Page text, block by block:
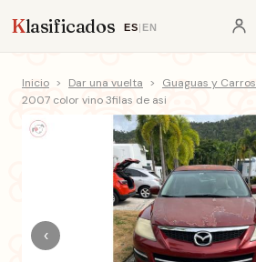
Klasificados ES| EN
Inicio > Dar una vuelta > Guaguas y Carros
2007 color vino 3filas de asi
‹